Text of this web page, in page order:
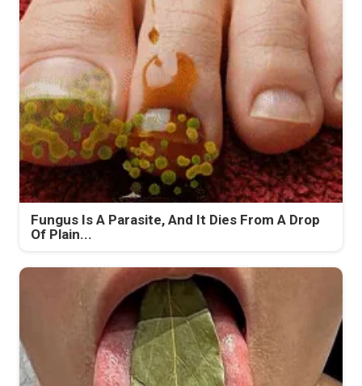
Fungus Is A Parasite, And It Dies From A Drop
Of Plain...